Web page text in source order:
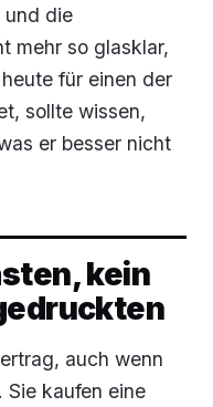
und die
mehr so glasklar,
für einen der
sollte wissen,
er besser nicht
kein
auch wenn
Sie kaufen eine